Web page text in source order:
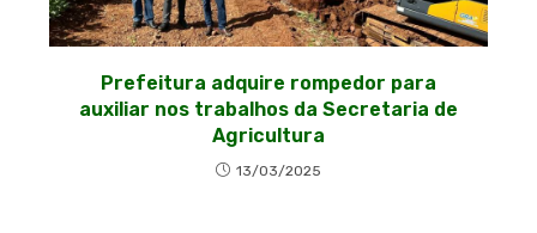
Prefeitura adquire rompedor para
auxiliar nos trabalhos da Secretaria de
Agricultura
13/03/2025